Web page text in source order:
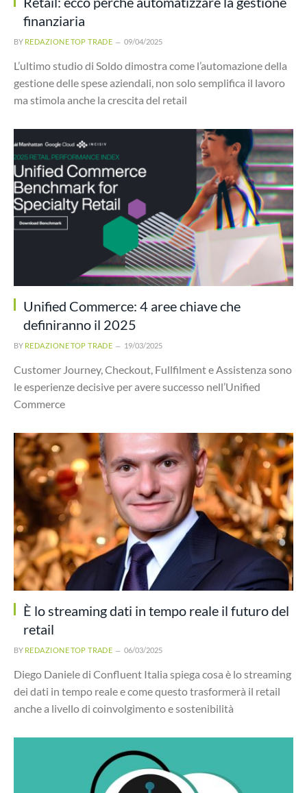
finanziaria
BY REDAZIONE TOP TRADE 09/04/2025
L’ultimo studio di Soldo dimostra come l’automazione della
gestione delle spese aziendali, non solo semplifica il lavoro
ma stimola anche la crescita del retail
Unified Commerce: 4 aree chiave che
definiranno il 2025
BY REDAZIONE TOP TRADE 19/03/2025
Customer Journey, Checkout, Fullfilment e Assistenza sono
le esperienze decisive per avere successo nell’Unified
Commerce
È lo streaming dati in tempo reale il futuro del
retail
BY REDAZIONE TOP TRADE 06/03/2025
Diego Daniele di Confluent Italia spiega cosa è lo streaming
dei dati in tempo reale e come questo trasformerà il retail
anche a livello di coinvolgimento e sostenibilità